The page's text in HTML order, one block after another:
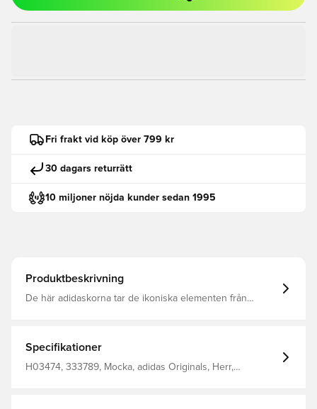
Fri frakt vid köp över 799 kr
30 dagars returrätt
10 miljoner nöjda kunder sedan 1995
Produktbeskrivning
De här adidaskorna tar de ikoniska elementen från
långvarig hållbarhet och säkert fotfäste. Nya blockfärger,
grafik och loggor i collegestil bidrar till en fräsch identitet
för nästa generation. Normal passform Knyts med snören
Specifikationer
H03474, 333789, Mocka, adidas Originals, Herr,